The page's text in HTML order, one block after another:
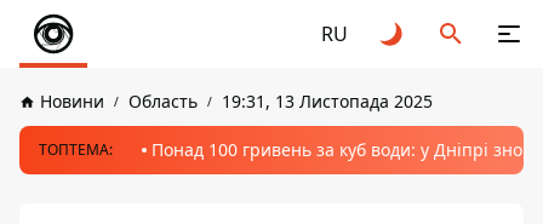
RU
Новини Область 19:31, 13 Листопада 2025
ТОПТЕМА: Понад 100 гривень за куб води: у Дніпрі